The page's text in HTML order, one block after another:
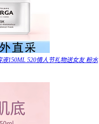
150ML 520情人节礼物送女友 粉水